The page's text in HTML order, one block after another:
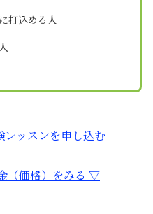
打込める人
ッスンを申し込む
（価格）をみる ▽